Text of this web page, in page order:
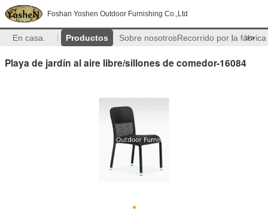
Foshan Yoshen Outdoor Furnishing Co.,Ltd
En casa. Productos Sobre nosotrosRecorrido por la fábrica
>>
Playa de jardín al aire libre/sillones de comedor-16084